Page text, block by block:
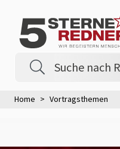
Home Vortragsthemen